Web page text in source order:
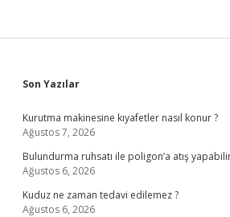
Sidebar
Son Yazılar
Kurutma makinesine kıyafetler nasıl konur ?
Ağustos 7, 2026
Bulundurma ruhsatı ile poligon’a atış
Ağustos 6, 2026
Kuduz ne zaman tedavi edilemez ?
Ağustos 6, 2026